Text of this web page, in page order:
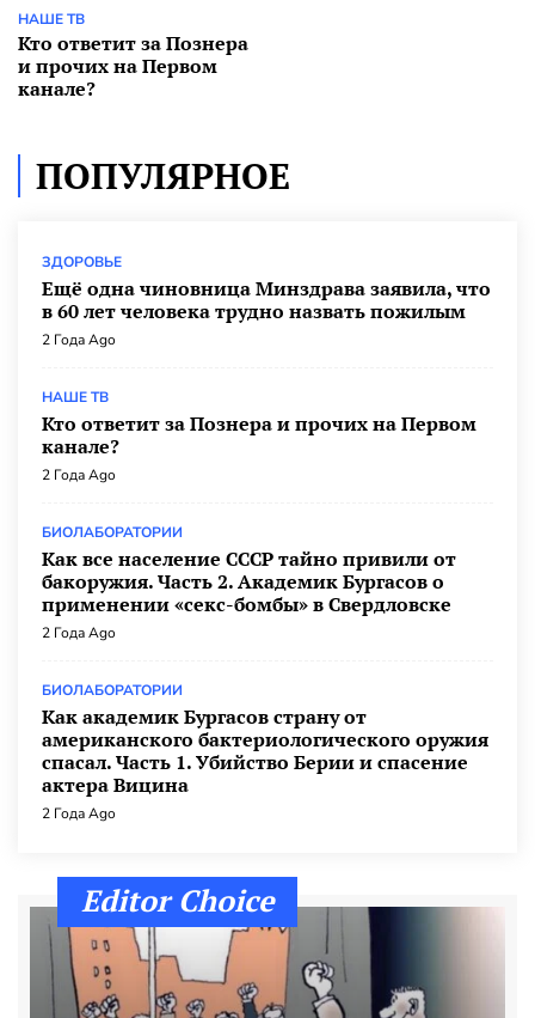
Как все население СССР тайно привили от
бакоружия. Часть 2. Академик Бургасов о
применении «секс-бомбы» в Свердловске
БИОЛАБОРАТОРИИ
американского бактериологического оружия
спасал. Часть 1. Убийство Берии и спасение
«…Результат «диалога» с НАТО будет достигнут
с гораздо большими издержками для
человечества, чем в 1945-м…»
Первые выводы после мятежа Пригожина
ИНФОРМАЦИОННАЯ ВОЙНА
постановка
СПЕЦОПЕРАЦИЯ 3 Года Ago
Начало «контрнаступа», окружённый «Вагнер»
и всёпропало.
Как шутка блогеров об украинском
контрнаступлении «сломала» российские
медиа
ИНФОРМАЦИОННАЯ ВОЙНА
КИНО-ВИНО-И-ДОМИНО 3 Года Ago
НАШЕ ТВ
Кто ответит за Познера
и прочих на Первом
канале?
ПОПУЛЯРНОЕ
ЗДОРОВЬЕ
Ещё одна чиновница Минздрава заявила, что
в 60 лет человека трудно назвать пожилым
2 Года Ago
НАШЕ ТВ
Кто ответит за Познера и прочих на Первом
канале?
2 Года Ago
БИОЛАБОРАТОРИИ
Как все население СССР тайно привили от
бакоружия. Часть 2. Академик Бургасов о
применении «секс-бомбы» в Свердловске
2 Года Ago
БИОЛАБОРАТОРИИ
Как академик Бургасов страну от
американского бактериологического оружия
спасал. Часть 1. Убийство Берии и спасение
актера Вицина
2 Года Ago
Editor Choice